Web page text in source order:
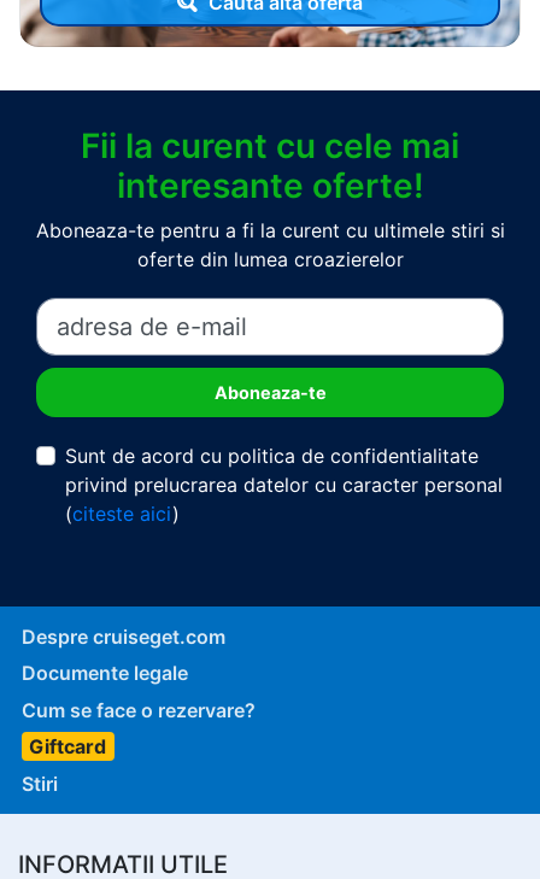
Fii la curent cu cele mai
interesante oferte!
Aboneaza-te pentru a fi la curent cu ultimele stiri si
oferte din lumea croazierelor
Sunt de acord cu politica de confidentialitate
privind prelucrarea datelor cu caracter personal
(citeste aici)
Despre cruiseget.com
Documente legale
Cum se face o rezervare?
Giftcard
Stiri
INFORMATII UTILE